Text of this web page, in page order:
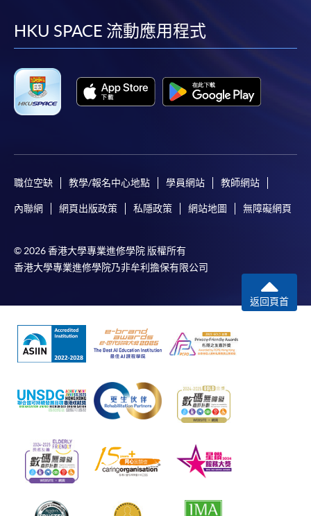
facebook
youtube
linkedin
HKU SPACE 流動應用程式
職位空缺 教學/報名中心地點 學員網站 教師網站
內聯網 網頁出版政策 私隱政策 網站地圖 無障礙網頁
© 2026 香港大學專業進修學院 版權所有
香港大學專業進修學院乃非牟利擔保有限公司
返回頁首